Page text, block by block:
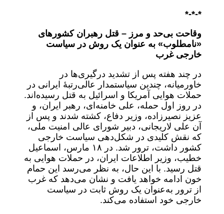
*-*-*
وقاحت بی‌حد و مرز – قتل رهبران کشورهای
«نامطلوب» به عنوان یک روش در سیاست
خارجی غرب
در چند هفته‌ پس از تشدید درگیری‌ها در
خاورمیانه، چندین سیاستمدار عالی‌رتبۀ ایرانی در
حملات هوایی آمریکا و اسرائیل به قتل رسیده‌اند.
در روز اول حمله، علی خامنه‌ای، رهبر ایران، و
عزیز نصیرزاده، وزیر دفاع، کشته شدند و پس از
آن علی لاریجانی، دبیر شورای عالی امنیت ملی،
که نقش کلیدی در شکل‌دهی سیاست خارجی
کشور داشت، ترور شد. در ۱۸ مارس، اسماعیل
خطیب، وزیر اطلاعات ایران، در حملات هوایی به
قتل رسید. با این حال، به نظر می‌رسد این حمام
خون ادامه خواهد یافت و نشان می‌دهد که غرب
از ترور به‌عنوان یک روش ثابت در سیاست
خارجی خود استفاده می‌کند.